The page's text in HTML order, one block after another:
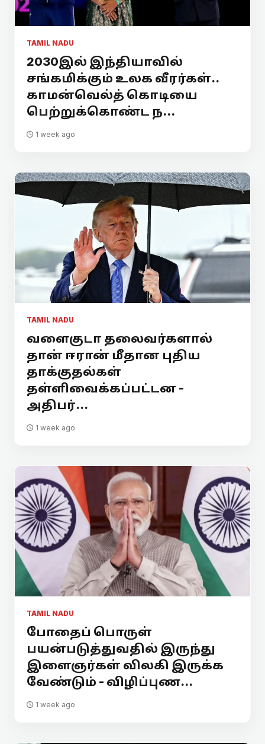
TAMIL NADU
2030இல் இந்தியாவில்
சங்கமிக்கும் உலக வீரர்கள்..
காமன்வெல்த் கொடியை
பெற்றுக்கொண்ட ந...
1 week ago
TAMIL NADU
வளைகுடா தலைவர்களால்
தான் ஈரான் மீதான புதிய
தாக்குதல்கள்
தள்ளிவைக்கப்பட்டன -
அதிபர்...
1 week ago
TAMIL NADU
போதைப் பொருள்
பயன்படுத்துவதில் இருந்து
இளைஞர்கள் விலகி இருக்க
வேண்டும் - விழிப்புண...
1 week ago